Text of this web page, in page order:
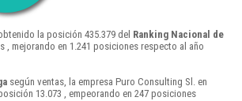
la posición 435.379 del Ranking Nacional de
, mejorando en 1.241 posiciones respecto al año
según ventas, la empresa Puro Consulting Sl. en
13.073 , empeorando en 247 posiciones